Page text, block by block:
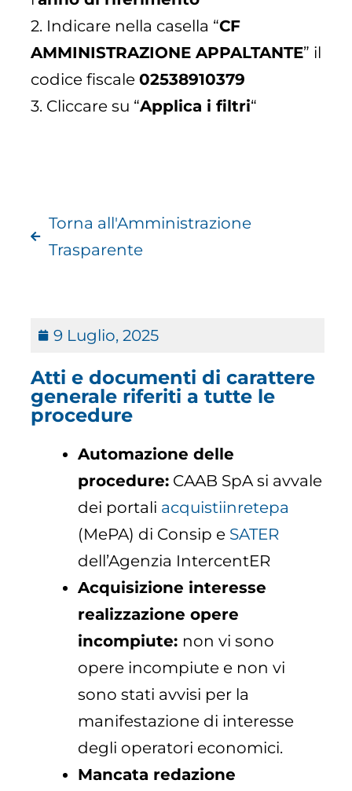
2. Indicare nella casella “CF
AMMINISTRAZIONE APPALTANTE” il
codice fiscale02538910379
3. Cliccare su “Applica i filtri“
Torna all'Amministrazione
Trasparente
9 Luglio, 2025
Atti e documenti di carattere
generale riferiti a tutte le
procedure
Automazione delle
procedure: CAAB SpA si avvale
dei portali acquistiinretepa
(MePA) di Consip e SATER
dell’Agenzia IntercentER
Acquisizione interesse
realizzazione opere
incompiute: non vi sono
opere incompiute e non vi
sono stati avvisi per la
manifestazione di interesse
degli operatori economici.
Mancata redazione